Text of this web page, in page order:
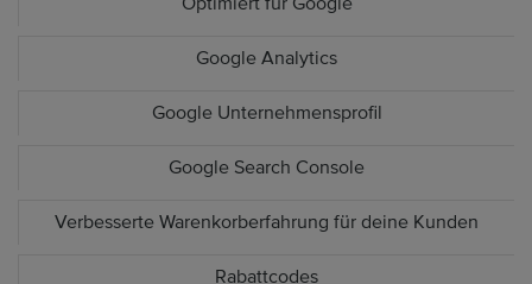
Google Analytics
Google Unternehmensprofil
Google Search Console
Verbesserte Warenkorberfahrung für deine Kunden
Rabattcodes